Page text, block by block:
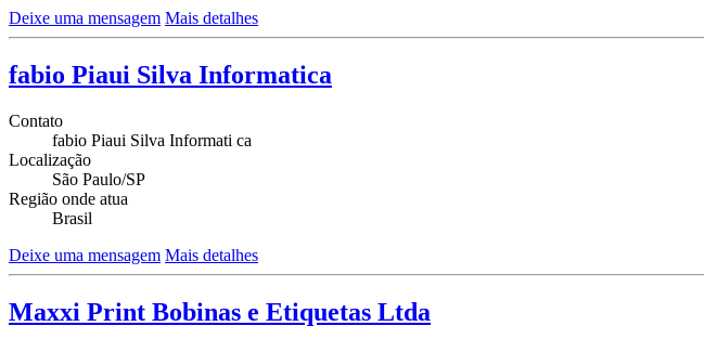
Deixe uma mensagem Mais detalhes
fabio Piaui Silva Informatica
Contato
fabio Piaui Silva Informati ca
Localização
São Paulo/SP
Região onde atua
Brasil
Deixe uma mensagem Mais detalhes
Maxxi Print Bobinas e Etiquetas Ltda